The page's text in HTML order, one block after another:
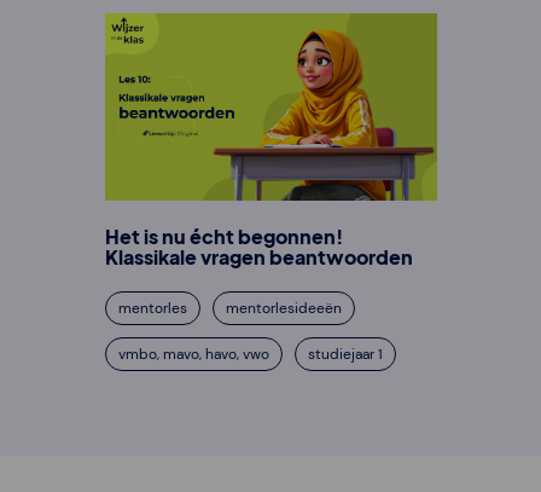
Het is nu écht begonnen!
Klassikale vragen beantwoorden
mentorles mentorlesideeën
vmbo, mavo, havo, vwo studiejaar 1